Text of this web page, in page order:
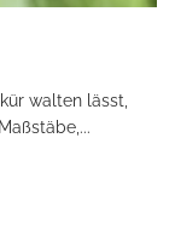
walten lässt,
...